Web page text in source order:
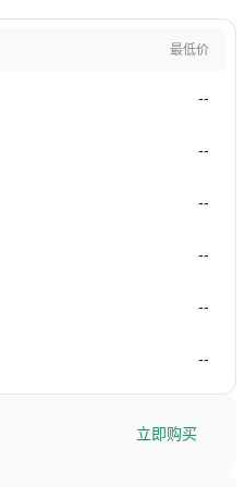
最低价
--
--
--
--
--
--
立即购买